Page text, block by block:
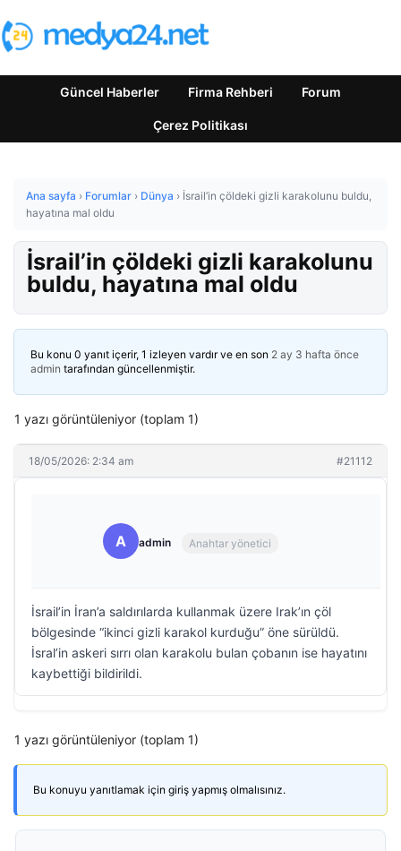
Güncel Haberler Firma Rehberi Forum
Çerez Politikası
Ana sayfa › Forumlar › Dünya › İsrail’in çöldeki gizli karakolunu buldu,
hayatına mal oldu
İsrail’in çöldeki gizli karakolunu
buldu, hayatına mal oldu
Bu konu 0 yanıt içerir, 1 izleyen vardır ve en son 2 ay 3 hafta önce
admin tarafından güncellenmiştir.
1 yazı görüntüleniyor (toplam 1)
18/05/2026: 2:34 am #21112
A admin Anahtar yönetici
İsrail’in İran’a saldırılarda kullanmak üzere Irak’ın çöl
bölgesinde “ikinci gizli karakol kurduğu” öne sürüldü.
İsral’in askeri sırrı olan karakolu bulan çobanın ise hayatını
kaybettiği bildirildi.
1 yazı görüntüleniyor (toplam 1)
Bu konuyu yanıtlamak için giriş yapmış olmalısınız.